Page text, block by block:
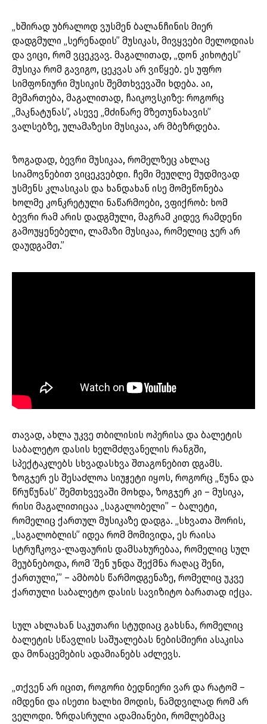
„ხშირად უბრალოდ ვუსმენ ბალანჩინის მიერ
დადგმული „სერენადის” მუსიკას, მივყვები მელოდიას
და ვიცი, რომ ვცეკვავ. მაგალითად, „დონ კიხოტეს”
მუსიკა რომ გავიგო, ცეკვას არ ვიწყებ. ეს უფრო
სიმფონიური მუსიკის შემთხვევაში ხდება. აი,
მემართება, მაგალითად, ჩაიკოვსკიზე: როგორც
„მაკნატუნას”, ასევე „მძინარე მზეთუნახავის”
ვალსებზე, ულამაზესი მუსიკაა, არ მბეზრდება.
ზოგადად, ბევრი მუსიკაა, რომელზეც ახლაც
სიამოვნებით ვიცეკვებდი. ჩემი მეუღლე მუდმივად
უსმენს კლასიკას და ხანდახან ისე მომეწონება
ხოლმე კონკრეტული ნაწარმოები, ვფიქრობ: ხომ
ბევრი რამ არის დადგმული, მაგრამ კიდევ რამდენი
გამოუყენებელი, ლამაზი მუსიკაა, რომელიც ჯერ არ
დაუდგამთ.”
თავად, ახლა უკვე თბილისის ოპერისა და ბალეტის
საბალეტო დასის ხელმძღვანელის რანგში,
სპექტაკლებს სხვადასხვა შთაგონებით დგამს.
ზოგჯერ ეს შესაძლოა სიუჟეტი იყოს, როგორც „წუნა და
წრუწუნას” შემთხვევაში მოხდა, ზოგჯერ კი – მუსიკა,
რისი მაგალითიცაა „საგალობელი” – ბალეტი,
რომელიც ქართულ მუსიკაზე დადგა. „სხვათა შორის,
„საგალობლის” იდეა რომ მომივიდა, ეს რაისა
სტრუჩკოვა-ლაფაურის დამსახურებაა, რომელიც სულ
მეუბნებოდა, რომ ‘შენ უნდა შექმნა რაღაც შენი,
ქართული,’” – ამბობს წარმოდგენაზე, რომელიც უკვე
ქართული საბალეტო დასის სავიზიტო ბარათად იქცა.
სულ ახლახან საკუთარი სტუდიაც გახსნა, რომელიც
ბალეტის სწავლის საშუალებას ნებისმიერი ასაკისა
და მონაცემების ადამიანებს აძლევს.
„თქვენ არ იცით, როგორი ბედნიერი ვარ და რატომ –
იმდენი და ისეთი ხალხი მოდის, ნამდვილად რომ არ
ველოდი. ზრდასრული ადამიანები, რომლებმაც